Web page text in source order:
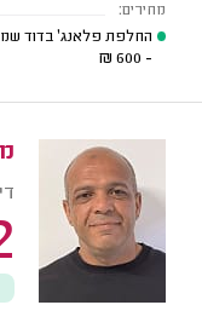
מחירים:
החלפת פלאנג' בדוד
- 600
₪